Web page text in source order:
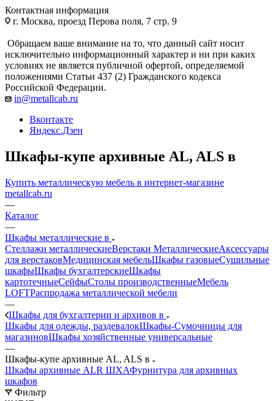
Контактная информация
г. Москва, проезд Перова поля, 7 стр. 9
Обращаем ваше внимание на то, что данный сайт носит
исключительно информационный характер и ни при каких
условиях не является публичной офертой, определяемой
положениями Статьи 437 (2) Гражданского кодекса
Российской Федерации.
in@metallcab.ru
Вконтакте
Яндекс.Дзен
Шкафы-купе архивные AL, ALS в
Купить металлическую мебель в интернет-магазине
metallcab.ru
—
Каталог
—
Шкафы металлические в
Стеллажи металлическиеВерстаки МеталлическиеАксессуары
для верстаковМедицинская мебельШкафы газовыеСушильные
шкафыШкафы бухгалтерскиеШкафы
картотечныеСейфыСтолы производственныеМебель
LOFTРаспродажа металлической мебели
—
Шкафы для бухгалтерии и архивов в
Шкафы для одежды, раздевалокШкафы-Сумочницы для
магазиновШкафы хозяйственные универсальные
—
Шкафы-купе архивные AL, ALS в
Шкафы архивные ALR ШХАФурнитура для архивных
шкафов
Фильтр